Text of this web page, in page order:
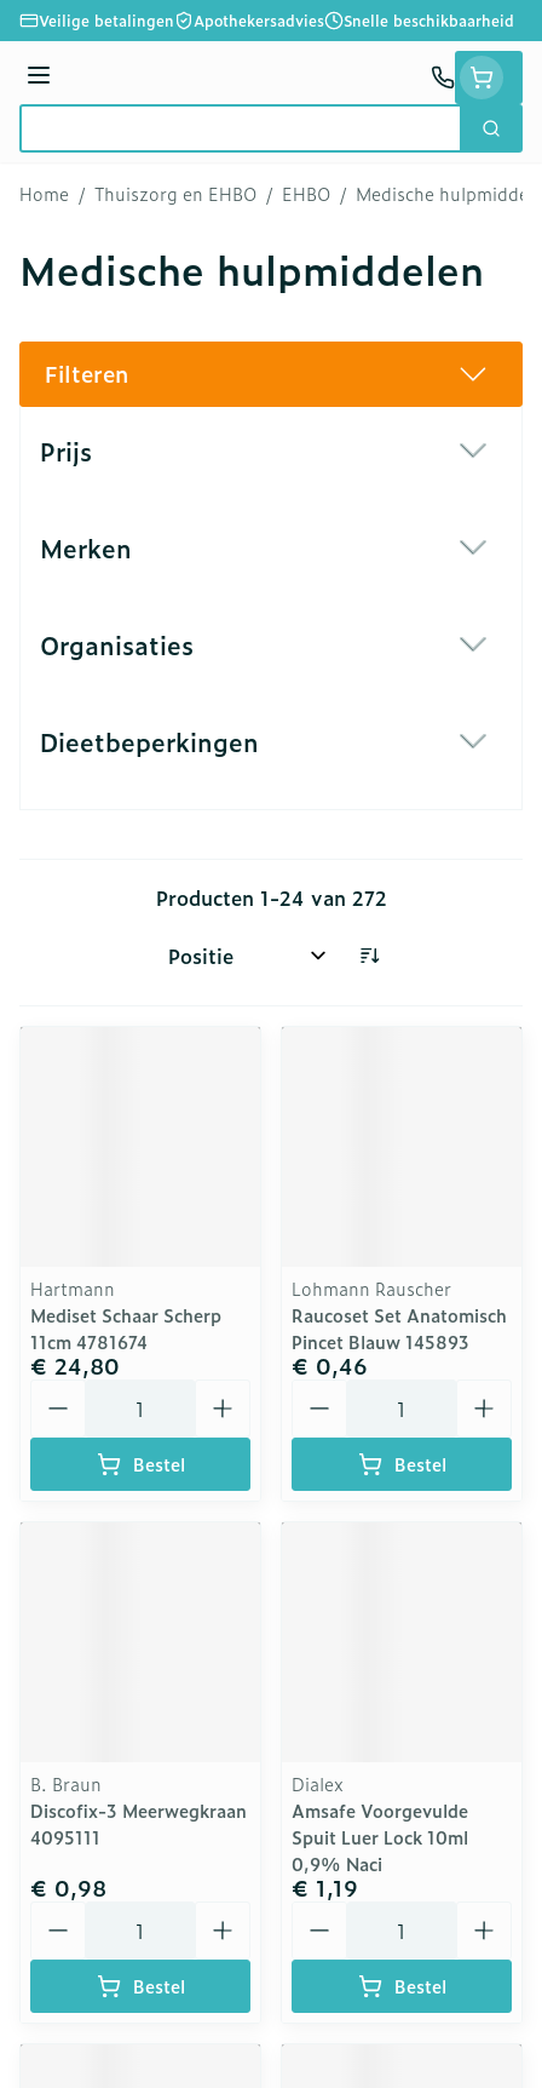
Ga naar de inhoud
Veilige betalingen Apothekersadvies Snelle beschikbaarheid
Menu
Zoek
Home / Thuiszorg en EHBO / EHBO / Medische
Medische hulpmiddelen
Filteren
Prijs
Merken
Organisaties
Dieetbeperkingen
Producten 1-24 van 272
Sorteer op:
Hartmann
Mediset Schaar Scherp
11cm 4781674
€ 24,80
Bestel
Lohmann Rauscher
Raucoset Set Anatomisch
Pincet Blauw 145893
€ 0,46
Bestel
B. Braun
Discofix-3 Meerwegkraan
4095111
€ 0,98
Bestel
Dialex
Amsafe Voorgevulde
Spuit Luer Lock 10ml
0,9% Naci
€ 1,19
Bestel